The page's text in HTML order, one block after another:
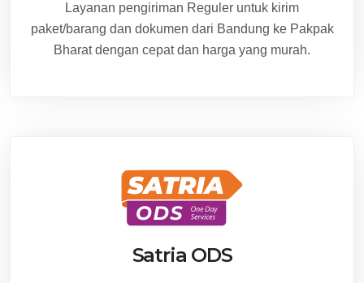
Layanan pengiriman Reguler untuk kirim
paket/barang dan dokumen dari Bandung ke Pakpak
Bharat dengan cepat dan harga yang murah.
Satria ODS